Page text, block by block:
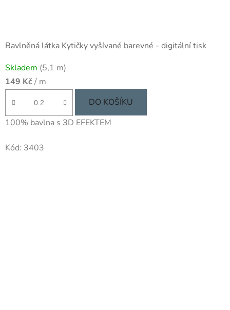
Bavlněná látka Kytičky vyšívané barevné - digitální tisk
Skladem (5,1 m)
149 Kč/ m
DO KOŠÍKU
100% bavlna s 3D EFEKTEM
Kód: 3403